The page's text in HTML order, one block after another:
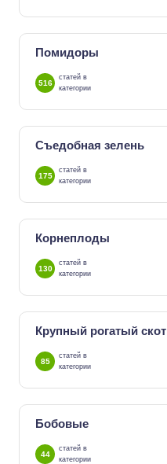
Помидоры
516
статей в
категории
Съедобная зелень
175
статей в
категории
Корнеплоды
130
статей в
категории
Крупный рогатый скот
85
статей в
категории
Бобовые
44
статей в
категории